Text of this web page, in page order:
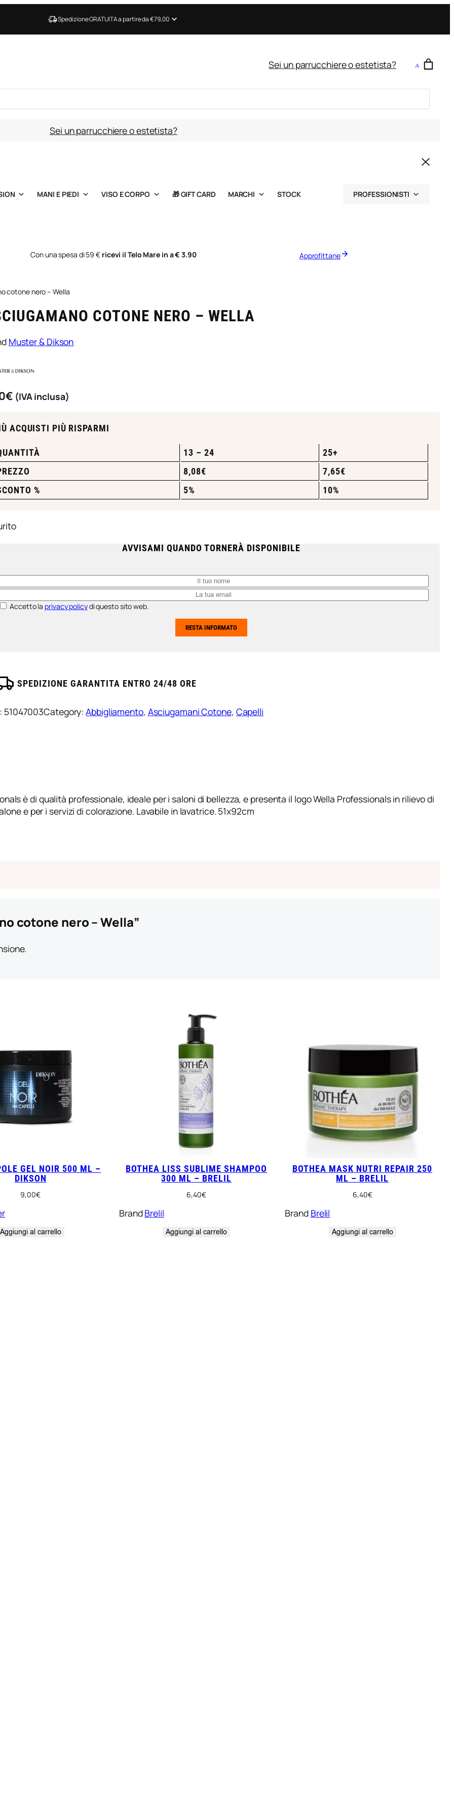
Spedizione GRATUITA a partire da €79,00
Sei un parrucchiere o estetista?
Sei un parrucchiere o estetista?
MANI E PIEDI VISO E CORPO 🎁 GIFT CARD MARCHI STOCK PROFESSIONISTI
Con una spesa di 59 € ricevi il Telo Mare in a € 3.90 Approfittane
cotone nero – Wella
COTONE NERO – WELLA
Muster & Dikson
€ (IVA inclusa)
ACQUISTI PIÙ RISPARMI
13 – 24
25+
8,08€ 7,65€
%
5% 10%
AVVISAMI QUANDO TORNERÀ DISPONIBILE
Accetto la privacy policydi questo sito web.
SPEDIZIONE GARANTITA ENTRO 24/48 ORE
51047003Category:Abbigliamento, Asciugamani Cotone, Capelli
è di qualità professionale, ideale per i saloni di bellezza, e presenta il logo Wella Professionals in rilievo di
e per i servizi di colorazione. Lavabile in lavatrice. 51x92cm
cotone nero – Wella”
GEL NOIR 500 ML –
DIKSON
9,00€
Aggiungi al carrello
BOTHEA LISS SUBLIME SHAMPOO
300 ML – BRELIL
6,40€
BrandBrelil
Aggiungi al carrello
BOTHEA MASK NUTRI REPAIR 250
ML – BRELIL
6,40€
Brand Brelil
Aggiungi al carrello